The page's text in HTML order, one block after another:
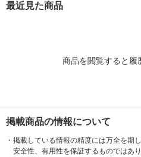
最近見た商品
商品を閲覧すると履
掲載商品の情報について
・ 掲載している情報の精度には万全を期
安全性、有用性を保証するものではあり